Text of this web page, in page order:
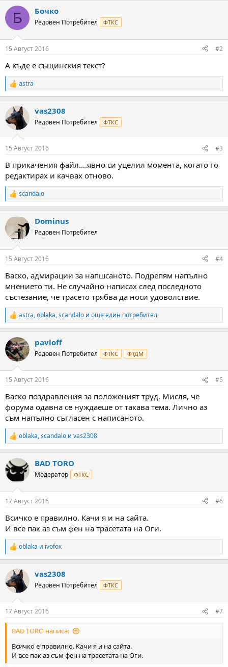
c
i
s
Б Бочко
Редовен Потребител ФТКС
15 Август 2016 #2
А къде е същинския текст?
R
e
c
t
i
s
astra
vas2308
Редовен Потребител ФТКС
15 Август 2016 #3
В прикачения файл....явно си уцелил момента, когато го
редактирах и качвах отново.
R
e
c
i
s
scandalo
Dominus
Редовен Потребител
15 Август 2016 #4
Васко, адмирации за напшсаното. Подрепям напълно
мнението ти. Не случайно написах след последното
състезание, че трасето трябва да носи удоволствие.
R
e
c
t
i
s
astra,oblaka,scandalo и още един потребител
pavloff
Редовен Потребител ФТКС ФТДМ
15 Август 2016 #5
Васко поздравления за положеният труд. Мисля, че
форума одавна се нуждаеше от такава тема. Лично аз
съм напълно съгласен с написаното.
R
e
c
t
i
s
oblaka,scandalo и vas2308
BAD TORO
Модератор ФТКС
17 Август 2016 #6
Всичко е правилно. Качи я и на сайта.
И все пак аз съм фен на трасетата на Оги.
R
e
c
t
i
s
:
oblaka и ivofox
vas2308
Редовен Потребител ФТКС
17 Август 2016 #7
BAD TORO написа:
Всичко е правилно. Качи я и на сайта.
И все пак аз съм фен на трасетата на Оги.